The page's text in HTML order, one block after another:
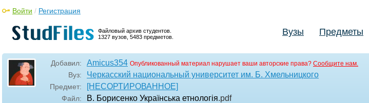
Файловый архив студентов.
1327 вузов, 5483 предметов.
Войти / Регистрация
Вузы Предметы
Добавил: Amicus354 Опубликованный материал нарушает ваши авторские права? Сообщите нам.
Вуз: Черкасский национальный университет им. Б. Хмельницкого
Предмет: [НЕСОРТИРОВАННОЕ]
Файл: В. Борисенко Українська етнологія.pdf